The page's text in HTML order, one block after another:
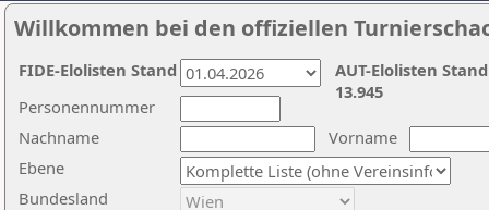
Willkommen bei den offiziellen
Nachname
Vorname
Ebene
Personennummer
Bundesland
AUT-Elolisten
13.945
FIDE-Elolisten Stand